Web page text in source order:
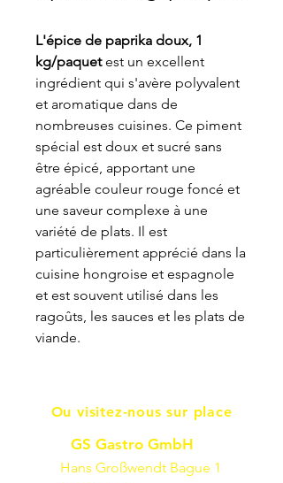
L'épice de paprika doux, 1
kg/paquetest un excellent
ingrédient qui s'avère polyvalent
et aromatique dans de
nombreuses cuisines. Ce piment
spécial est doux et sucré sans
être épicé, apportant une
agréable couleur rouge foncé et
une saveur complexe à une
variété de plats. Il est
particulièrement apprécié dans la
cuisine hongroise et espagnole
et est souvent utilisé dans les
ragoûts, les sauces et les plats de
viande.
Ou visitez-nous sur place
GS Gastro GmbH
Hans Großwendt Bague 1